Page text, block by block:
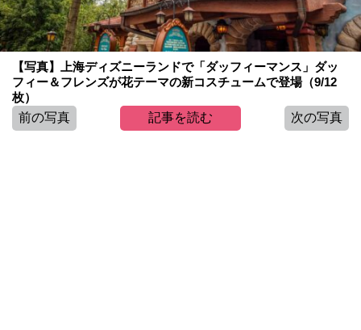
【写真】上海ディズニーランドで「ダッフィーマンス」ダッ
フィー＆フレンズが花テーマの新コスチュームで登場（9/12
枚）
前の写真
記事を読む 次の写真